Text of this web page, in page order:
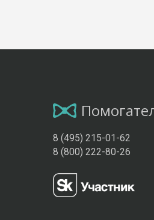
8 (495) 215-01-62
8 (800) 222-80-26